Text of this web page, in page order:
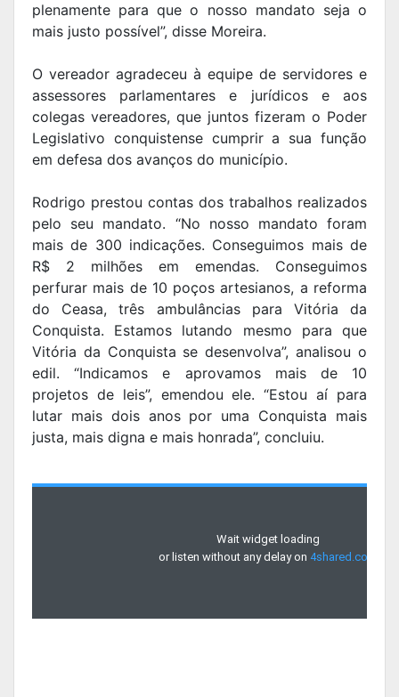
plenamente para que o nosso mandato seja o
mais justo possível”, disse Moreira.
O vereador agradeceu à equipe de servidores e
assessores parlamentares e jurídicos e aos
colegas vereadores, que juntos fizeram o Poder
Legislativo conquistense cumprir a sua função
em defesa dos avanços do município.
Rodrigo prestou contas dos trabalhos realizados
pelo seu mandato. “No nosso mandato foram
mais de 300 indicações. Conseguimos mais de
R$ 2 milhões em emendas. Conseguimos
perfurar mais de 10 poços artesianos, a reforma
do Ceasa, três ambulâncias para Vitória da
Conquista. Estamos lutando mesmo para que
Vitória da Conquista se desenvolva”, analisou o
edil. “Indicamos e aprovamos mais de 10
projetos de leis”, emendou ele. “Estou aí para
lutar mais dois anos por uma Conquista mais
justa, mais digna e mais honrada”, concluiu.